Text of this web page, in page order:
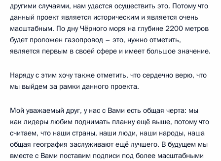
другими случаями, нам удастся осуществить это. Потому что
данный проект является историческим и является очень
масштабным. По дну Чёрного моря на глубине 2200 метров
будет проложен газопровод – это, нужно отметить,
является первым в своей сфере и имеет большое значение.
Наряду с этим хочу также отметить, что сердечно верю, что
мы выйдем за рамки данного проекта.
Мой уважаемый друг, у нас с Вами есть общая черта: мы
как лидеры любим поднимать планку ещё выше, потому что
считаем, что наши страны, наши люди, наши народы, наша
общая география заслуживают ещё лучшего. В будущем мы
вместе с Вами поставим подписи под более масштабными